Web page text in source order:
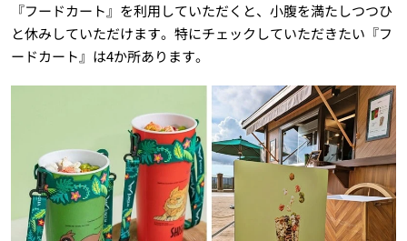
『フードカート』を利用していただくと、小腹を満たしつつひ
と休みしていただけます。特にチェックしていただきたい『フ
ードカート』は4か所あります。